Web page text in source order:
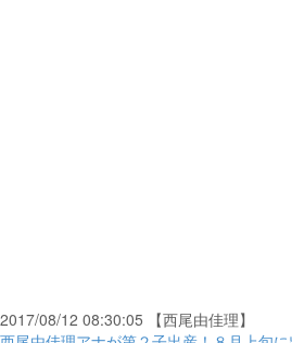
2017/08/12 08:30:05 【西尾由佳理】